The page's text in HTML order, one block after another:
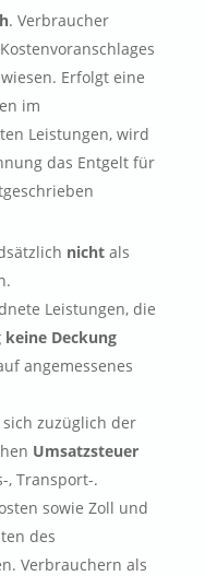
. Verbraucher
Erfolgt eine
im
Leistungen, wird
das Entgelt für
nicht als
Leistungen, die
Deckung
angemessenes
zuzüglich der
Umsatzsteuer
, Transport-.
sowie Zoll und
des
Verbrauchern als